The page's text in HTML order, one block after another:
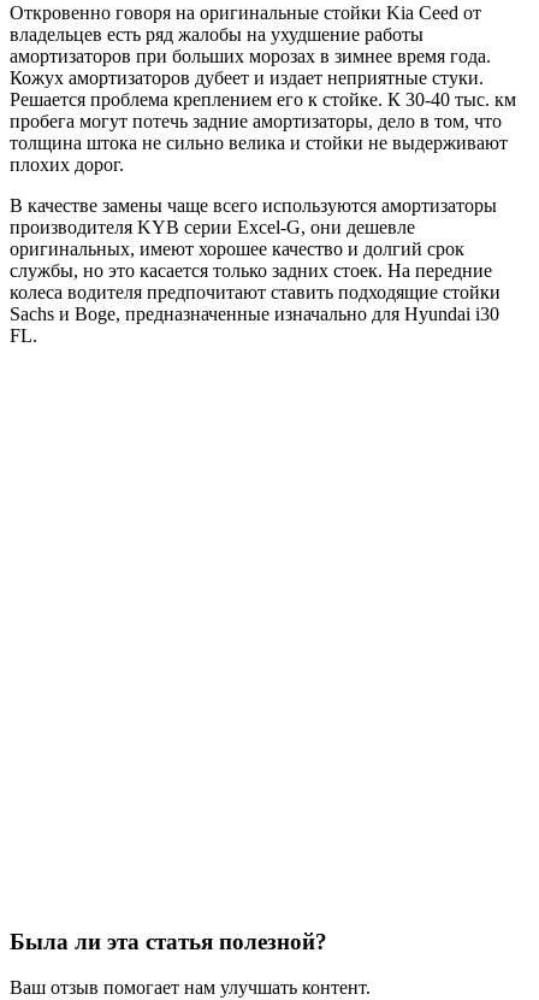
Откровенно говоря на оригинальные стойки Kia Ceed от
владельцев есть ряд жалобы на ухудшение работы
амортизаторов при больших морозах в зимнее время года.
Кожух амортизаторов дубеет и издает неприятные стуки.
Решается проблема креплением его к стойке. К 30-40 тыс. км
пробега могут потечь задние амортизаторы, дело в том, что
толщина штока не сильно велика и стойки не выдерживают
плохих дорог.
В качестве замены чаще всего используются амортизаторы
производителя KYB серии Excel-G, они дешевле
оригинальных, имеют хорошее качество и долгий срок
службы, но это касается только задних стоек. На передние
колеса водителя предпочитают ставить подходящие стойки
Sachs и Boge, предназначенные изначально для Hyundai i30
FL.
Была ли эта статья полезной?
Ваш отзыв помогает нам улучшать контент.